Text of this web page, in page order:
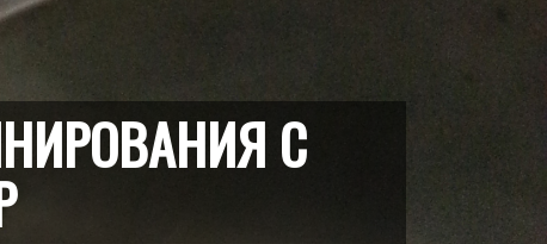
С